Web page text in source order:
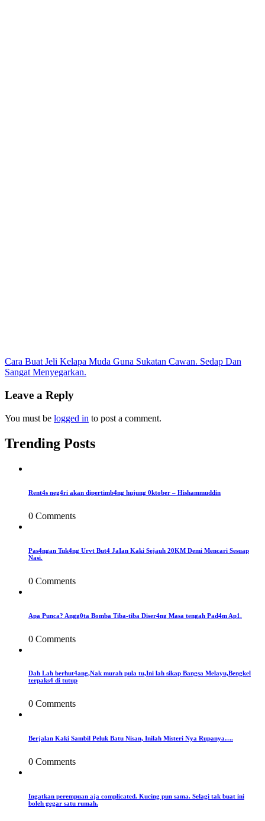
Post
navigation
Cara Buat Jeli Kelapa Muda Guna Sukatan Cawan. Sedap Dan
Sangat Menyegarkan.
Leave a Reply
You must be logged in to post a comment.
Trending Posts
Rent4s neg4ri akan dipertimb4ng hujung 0ktober – Hishammuddin
0 Comments
Pas4ngan Tuk4ng Urvt But4 JaIan Kaki Sejauh 20KM Demi Mencari Sesuap
Nasi.
0 Comments
Apa Punca? Angg0ta Bomba Tiba-tiba Diser4ng Masa tengah Pad4m Ap1.
0 Comments
Dah Lah berhut4ang,Nak murah pula tu,Ini lah sikap Bangsa Melayu,Bengkel
terpaks4 di tutup
0 Comments
Berjalan Kaki Sambil Peluk Batu Nisan, Inilah Misteri Nya Rupanya….
0 Comments
Ingatkan perempuan aja complicated. Kucing pun sama. Selagi tak buat ini
boleh gegar satu rumah.